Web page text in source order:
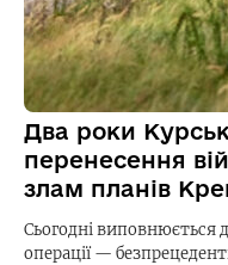
Два роки
перенесення
злам планів
Сьогодні виповнюється
операції —